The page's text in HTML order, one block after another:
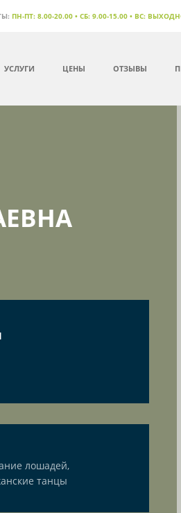
ПН-ПТ: 8.00-20.00 • СБ: 9.00-15.00 • ВС:
УСЛУГИ ЦЕНЫ ОТЗЫВЫ
лошадей,
танцы